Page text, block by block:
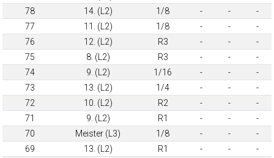
78
14. (L2) 1/8 - -
-
77
11. (L2) 1/8 - -
-
76
12. (L2) R3 - -
-
75
8. (L2) R3 - -
-
74
9. (L2) 1/16 - -
-
73
13. (L2) 1/4 - -
-
72
10. (L2) R2 - -
-
71
9. (L2) R1 - -
-
70
Meister (L3) 1/8 - -
-
69
13. (L2) R1 - -
-